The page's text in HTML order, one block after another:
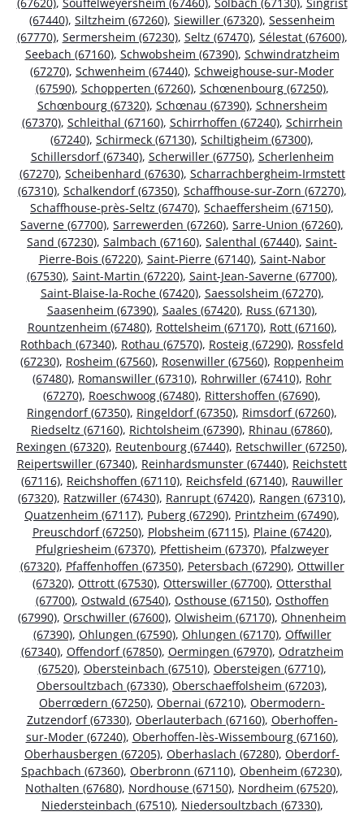
(67440), Siltzheim (67260), Siewiller (67320), Sessenheim
(67770), Sermersheim (67230), Seltz (67470), Sélestat (67600),
Seebach (67160), Schwobsheim (67390), Schwindratzheim
(67270), Schwenheim (67440), Schweighouse-sur-Moder
(67590), Schopperten (67260), Schœnenbourg (67250),
Schœnbourg (67320), Schœnau (67390), Schnersheim
(67370), Schleithal (67160), Schirrhoffen (67240), Schirrhein
(67240), Schirmeck (67130), Schiltigheim (67300),
Schillersdorf (67340), Scherwiller (67750), Scherlenheim
(67270), Scheibenhard (67630), Scharrachbergheim-Irmstett
(67310), Schalkendorf (67350), Schaffhouse-sur-Zorn (67270),
Schaffhouse-près-Seltz (67470), Schaeffersheim (67150),
Saverne (67700), Sarrewerden (67260), Sarre-Union (67260),
Sand (67230), Salmbach (67160), Salenthal (67440), Saint-
Pierre-Bois (67220), Saint-Pierre (67140), Saint-Nabor
(67530), Saint-Martin (67220), Saint-Jean-Saverne (67700),
Saint-Blaise-la-Roche (67420), Saessolsheim (67270),
Saasenheim (67390), Saales (67420), Russ (67130),
Rountzenheim (67480), Rottelsheim (67170), Rott (67160),
Rothbach (67340), Rothau (67570), Rosteig (67290), Rossfeld
(67230), Rosheim (67560), Rosenwiller (67560), Roppenheim
(67480), Romanswiller (67310), Rohrwiller (67410), Rohr
(67270), Roeschwoog (67480), Rittershoffen (67690),
Ringendorf (67350), Ringeldorf (67350), Rimsdorf (67260),
Riedseltz (67160), Richtolsheim (67390), Rhinau (67860),
Rexingen (67320), Reutenbourg (67440), Retschwiller (67250),
Reipertswiller (67340), Reinhardsmunster (67440), Reichstett
(67116), Reichshoffen (67110), Reichsfeld (67140), Rauwiller
(67320), Ratzwiller (67430), Ranrupt (67420), Rangen (67310),
Quatzenheim (67117), Puberg (67290), Printzheim (67490),
Preuschdorf (67250), Plobsheim (67115), Plaine (67420),
Pfulgriesheim (67370), Pfettisheim (67370), Pfalzweyer
(67320), Pfaffenhoffen (67350), Petersbach (67290), Ottwiller
(67320), Ottrott (67530), Otterswiller (67700), Ottersthal
(67700), Ostwald (67540), Osthouse (67150), Osthoffen
(67990), Orschwiller (67600), Olwisheim (67170), Ohnenheim
(67390), Ohlungen (67590), Ohlungen (67170), Offwiller
(67340), Offendorf (67850), Oermingen (67970), Odratzheim
(67520), Obersteinbach (67510), Obersteigen (67710),
Obersoultzbach (67330), Oberschaeffolsheim (67203),
Oberrœdern (67250), Obernai (67210), Obermodern-
Zutzendorf (67330), Oberlauterbach (67160), Oberhoffen-
sur-Moder (67240), Oberhoffen-lès-Wissembourg (67160),
Oberhausbergen (67205), Oberhaslach (67280), Oberdorf-
Spachbach (67360), Oberbronn (67110), Obenheim (67230),
Nothalten (67680), Nordhouse (67150), Nordheim (67520),
Niedersteinbach (67510), Niedersoultzbach (67330),